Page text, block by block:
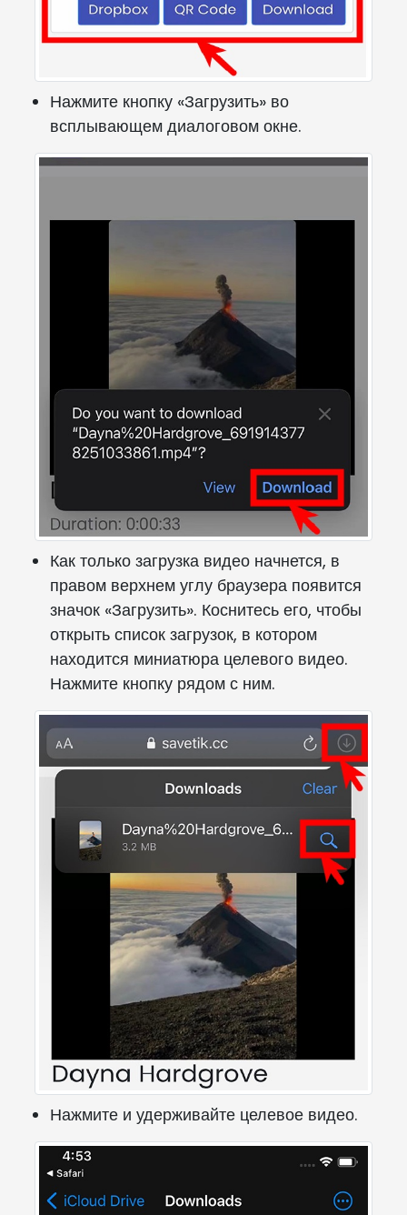
Нажмите кнопку «Загрузить» во
всплывающем диалоговом окне.
Как только загрузка видео начнется, в
правом верхнем углу браузера появится
значок «Загрузить». Коснитесь его, чтобы
открыть список загрузок, в котором
находится миниатюра целевого видео.
Нажмите кнопку рядом с ним.
Нажмите и удерживайте целевое видео.